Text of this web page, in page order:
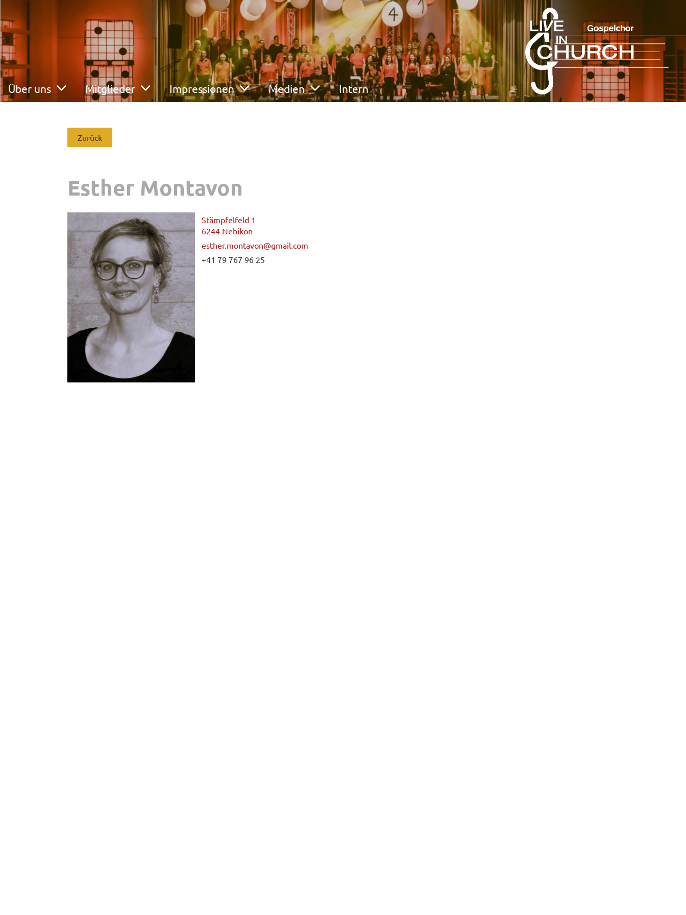
Über uns Mitglieder Impressionen Medien Intern
Zurück
Esther Montavon
Stämpfelfeld 1
6244 Nebikon
esther.montavon@gmail.com
+41 79 767 96 25